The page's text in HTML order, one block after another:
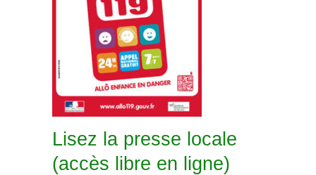
Lisez la presse locale
(accès libre en ligne)